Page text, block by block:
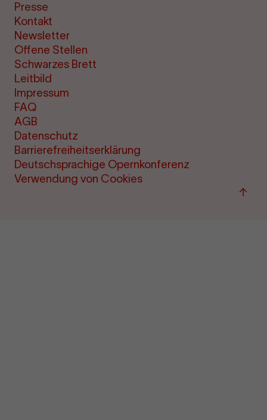
Presse
Kontakt
Newsletter
Offene Stellen
Schwarzes Brett
Leitbild
Impressum
FAQ
AGB
Datenschutz
Barrierefreiheitserklärung
Deutschsprachige Opernkonferenz
Verwendung von Cookies
Zum